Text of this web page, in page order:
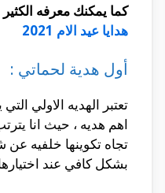
كما يمكنك معرفه
هدايا عيد الام 2021
أول هدية لحماتي :
تعتبر الهديه الاولي
اهم هديه ، حيث انا
تجاه تكوينها خلفيه عن
بشكل كافي عند